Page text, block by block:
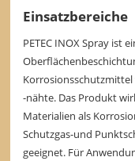
Einsatzbereiche
PETEC INOX Spray ist
-nähte. Das Produkt
Materialien als
Schutzgas-und
geeignet. Für